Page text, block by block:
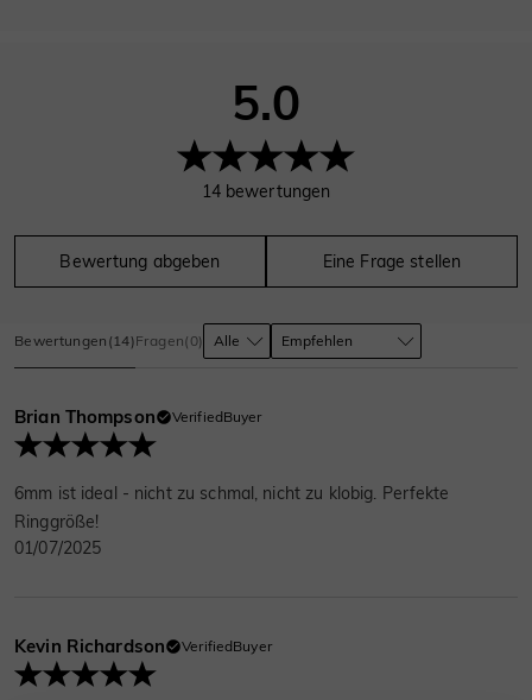
5.0
14 bewertungen
Bewertung abgeben Eine Frage stellen
Bewertungen ( 14)Fragen( 0)
Brian Thompson VerifiedBuyer
6mm ist ideal - nicht zu schmal, nicht zu klobig. Perfekte
Ringgröße!
01/07/2025
Kevin Richardson VerifiedBuyer